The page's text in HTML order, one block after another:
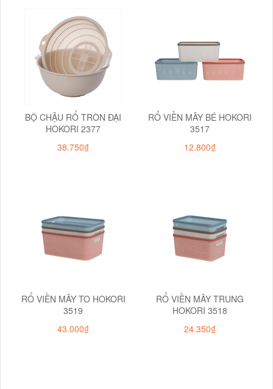
BỘ CHẬU RỔ TRÒN ĐẠI
HOKORI 2377
38.750₫
RỔ VIỀN MÂY BÉ HOKORI
3517
12.800₫
RỔ VIỀN MÂY TO HOKORI
3519
43.000₫
RỔ VIỀN MÂY TRUNG
HOKORI 3518
24.350₫